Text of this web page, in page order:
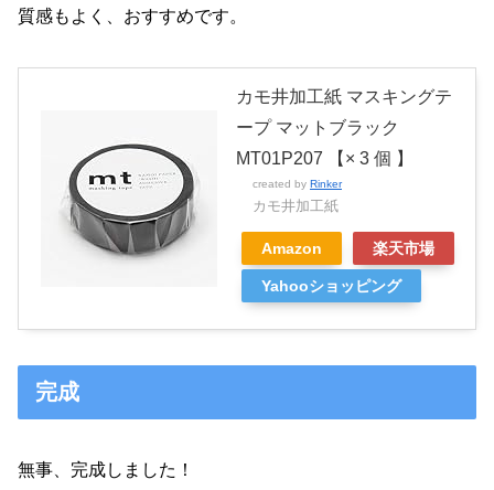
質感もよく、おすすめです。
カモ井加工紙 マスキングテ
ープ マットブラック
MT01P207 【× 3 個 】
created by Rinker
カモ井加工紙
Amazon 楽天市場
Yahooショッピング
完成
無事、完成しました！